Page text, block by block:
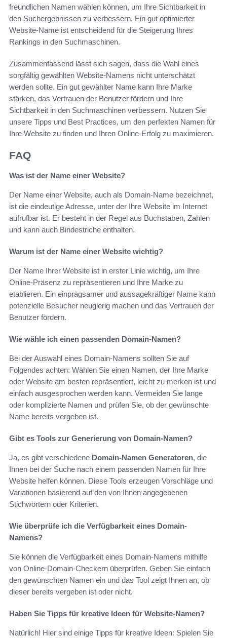
freundlichen Namen wählen können, um Ihre Sichtbarkeit in
den Suchergebnissen zu verbessern. Ein gut optimierter
Website-Name ist entscheidend für die Steigerung Ihres
Rankings in den Suchmaschinen.
Zusammenfassend lässt sich sagen, dass die Wahl eines
sorgfältig gewählten Website-Namens nicht unterschätzt
werden sollte. Ein gut gewählter Name kann Ihre Marke
stärken, das Vertrauen der Benutzer fördern und Ihre
Sichtbarkeit in den Suchmaschinen verbessern. Nutzen Sie
unsere Tipps und Best Practices, um den perfekten Namen für
Ihre Website zu finden und Ihren Online-Erfolg zu maximieren.
FAQ
Was ist der Name einer Website?
Der Name einer Website, auch als Domain-Name bezeichnet,
ist die eindeutige Adresse, unter der Ihre Website im Internet
aufrufbar ist. Er besteht in der Regel aus Buchstaben, Zahlen
und kann auch Bindestriche enthalten.
Warum ist der Name einer Website wichtig?
Der Name Ihrer Website ist in erster Linie wichtig, um Ihre
Online-Präsenz zu repräsentieren und Ihre Marke zu
etablieren. Ein einprägsamer und aussagekräftiger Name kann
potenzielle Besucher neugierig machen und das Vertrauen der
Benutzer fördern.
Wie wähle ich einen passenden Domain-Namen?
Bei der Auswahl eines Domain-Namens sollten Sie auf
Folgendes achten: Wählen Sie einen Namen, der Ihre Marke
oder Website am besten repräsentiert, leicht zu merken ist und
einfach ausgesprochen werden kann. Vermeiden Sie lange
oder komplizierte Namen und prüfen Sie, ob der gewünschte
Name bereits vergeben ist.
Gibt es Tools zur Generierung von Domain-Namen?
Ja, es gibt verschiedene Domain-Namen Generatoren, die
Ihnen bei der Suche nach einem passenden Namen für Ihre
Website helfen können. Diese Tools erzeugen Vorschläge und
Variationen basierend auf den von Ihnen angegebenen
Stichwörtern oder Kriterien.
Wie überprüfe ich die Verfügbarkeit eines Domain-
Namens?
Sie können die Verfügbarkeit eines Domain-Namens mithilfe
von Online-Domain-Checkern überprüfen. Geben Sie einfach
den gewünschten Namen ein und das Tool zeigt Ihnen an, ob
dieser bereits vergeben ist oder nicht.
Haben Sie Tipps für kreative Ideen für Website-Namen?
Natürlich! Hier sind einige Tipps für kreative Ideen: Spielen Sie